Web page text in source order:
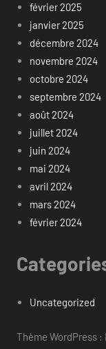
février 2025
janvier 2025
décembre 2024
novembre 2024
octobre 2024
septembre 2024
août 2024
juillet 2024
juin 2024
mai 2024
avril 2024
mars 2024
février 2024
Uncategorized
Thème WordPress